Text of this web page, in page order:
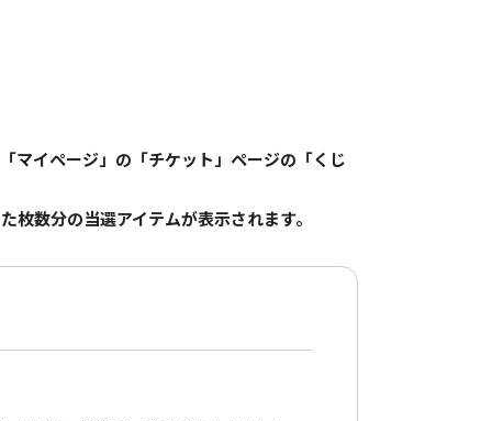
マイページ」の「チケット」ページの「くじ
数分の当選アイテムが表示されます。